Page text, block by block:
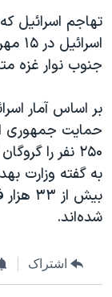
تهاجم اسرائیل
جنوب نوار غزه
بر اساس آمار
به گفته وزارت
بیش
شده‌اند.
اشتراک